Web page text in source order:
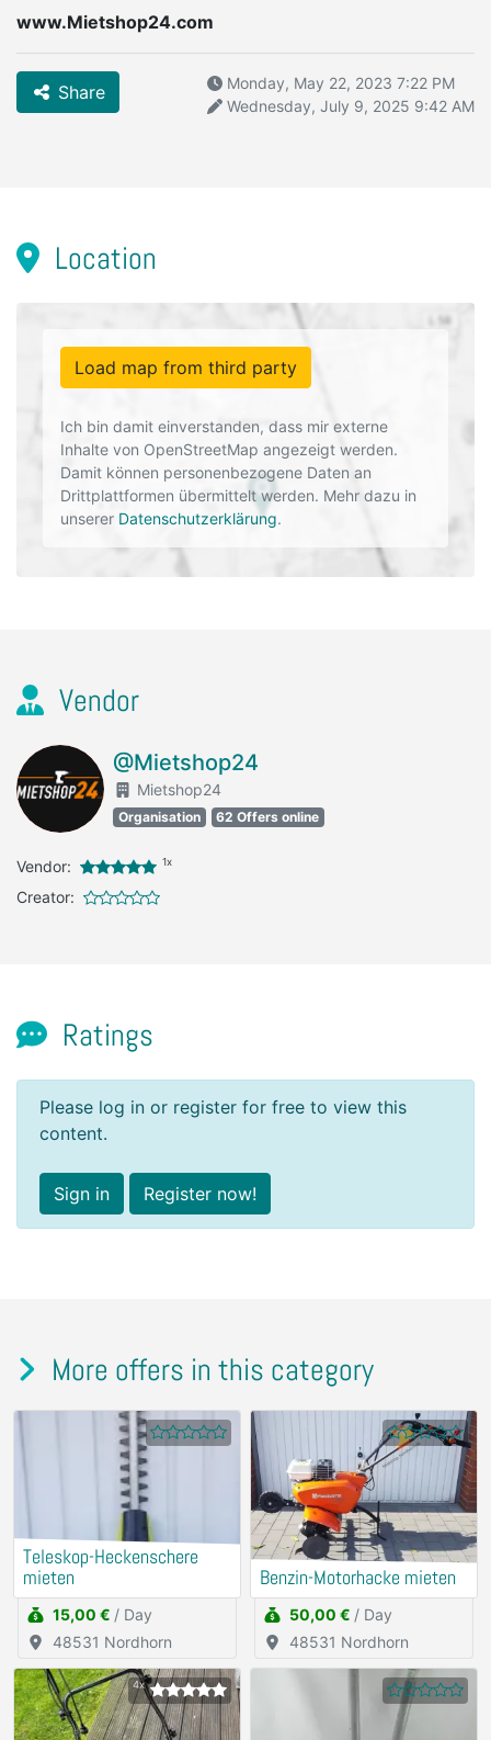
www.Mietshop24.com
Share
Monday, May 22, 2023 7:22 PM
Wednesday, July 9, 2025 9:42 AM
Location
Load map from third party
Ich bin damit einverstanden, dass mir externe
Inhalte von OpenStreetMap angezeigt werden.
Damit können personenbezogene Daten an
Drittplattformen übermittelt werden. Mehr dazu in
unserer Datenschutzerklärung.
Vendor
@Mietshop24
Mietshop24
Organisation 62 Offers online
Vendor: 1x
Creator:
Ratings
Please log in or register for free to view this
content.
Sign in Register now!
More offers in this category
Teleskop-Heckenschere
mieten
15,00 € / Day
48531 Nordhorn
Benzin-Motorhacke mieten
50,00 € / Day
48531 Nordhorn
4x